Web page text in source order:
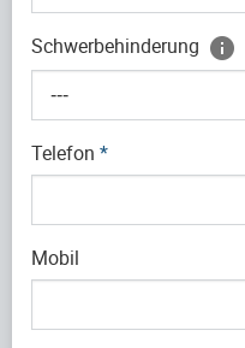
Schwerbehinderung
---
Telefon *
Mobil